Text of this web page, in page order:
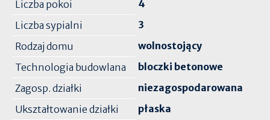
Liczba pokoi
4
Liczba sypialni
3
Rodzaj domu
wolnostojący
Technologia budowlana
bloczki betonowe
Zagosp. działki
niezagospodarowana
Ukształtowanie działki
płaska